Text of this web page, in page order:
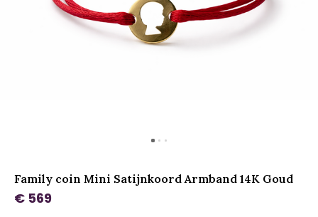
Family coin Mini Satijnkoord Armband 14K Goud
€ 569